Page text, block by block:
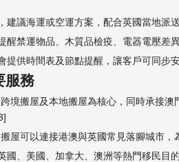
建議海運或空運方案，配合英國當地派
醒禁運物品、木質品檢疫、電器電壓差
提供時間表及節點提醒，讓客戶可同步
服務
境搬屋及本地搬屋為核心，同時承接
屋可以連接港澳與英國常見落腳城市
國、美國、加拿大、澳洲等熱門移民目